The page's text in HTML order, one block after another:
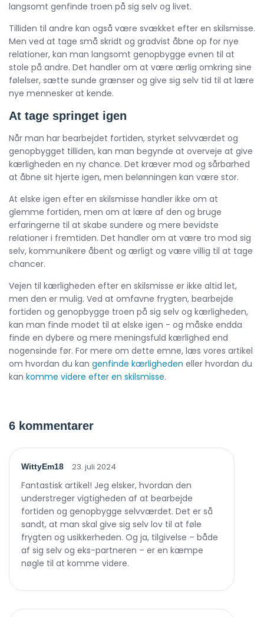
langsomt genfinde troen på sig selv og livet.
Tilliden til andre kan også være svækket efter en skilsmisse.
Men ved at tage små skridt og gradvist åbne op for nye
relationer, kan man langsomt genopbygge evnen til at
stole på andre. Det handler om at være ærlig omkring sine
følelser, sætte sunde grænser og give sig selv tid til at lære
nye mennesker at kende.
At tage springet igen
Når man har bearbejdet fortiden, styrket selvværdet og
genopbygget tilliden, kan man begynde at overveje at give
kærligheden en ny chance. Det kræver mod og sårbarhed
at åbne sit hjerte igen, men belønningen kan være stor.
At elske igen efter en skilsmisse handler ikke om at
glemme fortiden, men om at lære af den og bruge
erfaringerne til at skabe sundere og mere bevidste
relationer i fremtiden. Det handler om at være tro mod sig
selv, kommunikere åbent og ærligt og være villig til at tage
chancer.
Vejen til kærligheden efter en skilsmisse er ikke altid let,
men den er mulig. Ved at omfavne frygten, bearbejde
fortiden og genopbygge troen på sig selv og kærligheden,
kan man finde modet til at elske igen - og måske endda
finde en dybere og mere meningsfuld kærlighed end
nogensinde før. For mere om dette emne, læs vores artikel
om hvordan du kan genfinde kærligheden eller hvordan du
kan komme videre efter en skilsmisse.
6 kommentarer
WittyEm18 23. juli 2024
Fantastisk artikel! Jeg elsker, hvordan den
understreger vigtigheden af at bearbejde
fortiden og genopbygge selvværdet. Det er så
sandt, at man skal give sig selv lov til at føle
frygten og usikkerheden. Og ja, tilgivelse – både
af sig selv og eks-partneren – er en kæmpe
nøgle til at komme videre.